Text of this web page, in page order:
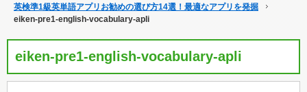
英検準1級英単語アプリお勧めの選び方14選！最適なアプリを発掘
eiken-pre1-english-vocabulary-apli
eiken-pre1-english-vocabulary-apli